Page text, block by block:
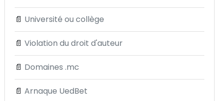
📄 Université ou collège
📄 Violation du droit d'auteur
📄 Domaines .mc
📄 Arnaque UedBet